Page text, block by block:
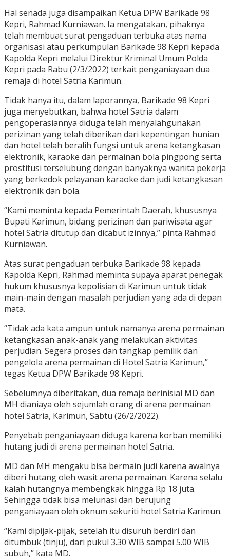
Hal senada juga disampaikan Ketua DPW Barikade 98
Kepri, Rahmad Kurniawan. Ia mengatakan, pihaknya
telah membuat surat pengaduan terbuka atas nama
organisasi atau perkumpulan Barikade 98 Kepri kepada
Kapolda Kepri melalui Direktur Kriminal Umum Polda
Kepri pada Rabu (2/3/2022) terkait penganiayaan dua
remaja di hotel Satria Karimun.
Tidak hanya itu, dalam laporannya, Barikade 98 Kepri
juga menyebutkan, bahwa hotel Satria dalam
pengoperasiannya diduga telah menyalahgunakan
perizinan yang telah diberikan dari kepentingan hunian
dan hotel telah beralih fungsi untuk arena ketangkasan
elektronik, karaoke dan permainan bola pingpong serta
prostitusi terselubung dengan banyaknya wanita pekerja
yang berkedok pelayanan karaoke dan judi ketangkasan
elektronik dan bola.
“Kami meminta kepada Pemerintah Daerah, khususnya
Bupati Karimun, bidang perizinan dan pariwisata agar
hotel Satria ditutup dan dicabut izinnya,” pinta Rahmad
Kurniawan.
Atas surat pengaduan terbuka Barikade 98 kepada
Kapolda Kepri, Rahmad meminta supaya aparat penegak
hukum khususnya kepolisian di Karimun untuk tidak
main-main dengan masalah perjudian yang ada di depan
mata.
“Tidak ada kata ampun untuk namanya arena permainan
ketangkasan anak-anak yang melakukan aktivitas
perjudian. Segera proses dan tangkap pemilik dan
pengelola arena permainan di Hotel Satria Karimun,”
tegas Ketua DPW Barikade 98 Kepri.
Sebelumnya diberitakan, dua remaja berinisial MD dan
MH dianiaya oleh sejumlah orang di arena permainan
hotel Satria, Karimun, Sabtu (26/2/2022).
Penyebab penganiayaan diduga karena korban memiliki
hutang judi di arena permainan hotel Satria.
MD dan MH mengaku bisa bermain judi karena awalnya
diberi hutang oleh wasit arena permainan. Karena selalu
kalah hutangnya membengkak hingga Rp 18 juta.
Sehingga tidak bisa melunasi dan berujung
penganiayaan oleh oknum sekuriti hotel Satria Karimun.
“Kami dipijak-pijak, setelah itu disuruh berdiri dan
ditumbuk (tinju), dari pukul 3.30 WIB sampai 5.00 WIB
subuh,” kata MD.